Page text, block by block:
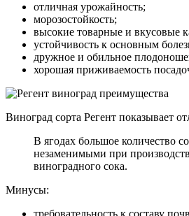
отличная урожайность;
морозостойкость;
высокие товарные и вкусовые
устойчивость к основным
дружное и обильное
хорошая приживаемость
Виноград сорта Регент показывает
В ягодах большое количество
незаменимыми при
виноградного сока.
Минусы: